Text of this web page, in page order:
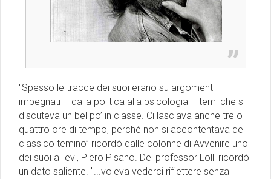
''Spesso le tracce dei suoi erano su argomenti
impegnati – dalla politica alla psicologia – temi che si
discuteva un bel po’ in classe. Ci lasciava anche tre o
quattro ore di tempo, perché non si accontentava del
classico temino” ricordò dalle colonne di Avvenire uno
dei suoi allievi, Piero Pisano. Del professor Lolli ricordò
un dato saliente. ''...voleva vederci riflettere senza